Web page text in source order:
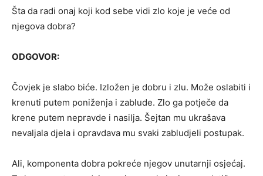
Šta da radi onaj koji kod sebe vidi zlo koje je veće od
njegova dobra?
ODGOVOR:
Čovjek je slabo biće. Izložen je dobru i zlu. Može oslabiti i
krenuti putem poniženja i zablude. Zlo ga potječe da
krene putem nepravde i nasilja. Šejtan mu ukrašava
nevaljala djela i opravdava mu svaki zabludjeli postupak.
Ali, komponenta dobra pokreće njegov unutarnji osjećaj.